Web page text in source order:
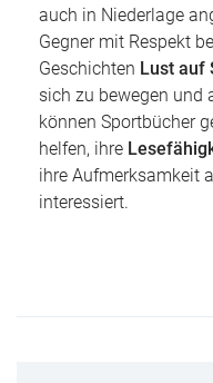
auch in Niederlage
Gegner mit Respekt
Geschichten Lust auf
sich zu bewegen und
können Sportbücher
helfen, ihre
ihre Aufmerksamkeit
interessiert.